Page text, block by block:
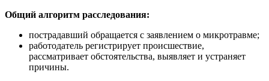
Общий алгоритм расследования:
пострадавший обращается с заявлением о микротравме;
работодатель регистрирует происшествие,
рассматривает обстоятельства, выявляет и устраняет
причины.